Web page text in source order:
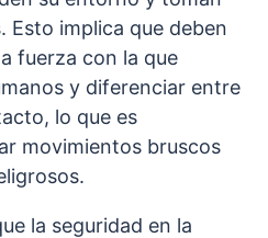
Esto implica que deben
fuerza con la que
y diferenciar entre
lo que es
movimientos bruscos
la seguridad en la